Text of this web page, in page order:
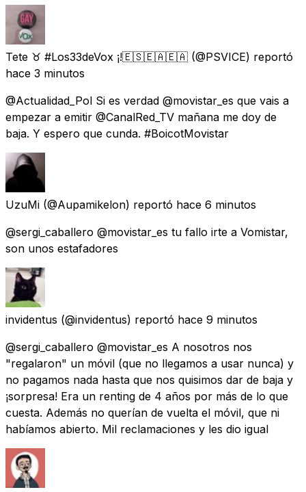
Tete ♉ #Los33deVox ¡!🇪🇸🇪🇦🇪🇦 (@PSVICE) reportó
hace 3 minutos
@Actualidad_Pol Si es verdad @movistar_es que vais a
empezar a emitir @CanalRed_TV mañana me doy de
baja. Y espero que cunda. #BoicotMovistar
UzuMi (@Aupamikelon) reportó hace 6 minutos
@sergi_caballero @movistar_es tu fallo irte a Vomistar,
son unos estafadores
invidentus (@invidentus) reportó hace 9 minutos
@sergi_caballero @movistar_es A nosotros nos
"regalaron" un móvil (que no llegamos a usar nunca) y
no pagamos nada hasta que nos quisimos dar de baja y
¡sorpresa! Era un renting de 4 años por más de lo que
cuesta. Además no querían de vuelta el móvil, que ni
habíamos abierto. Mil reclamaciones y les dio igual